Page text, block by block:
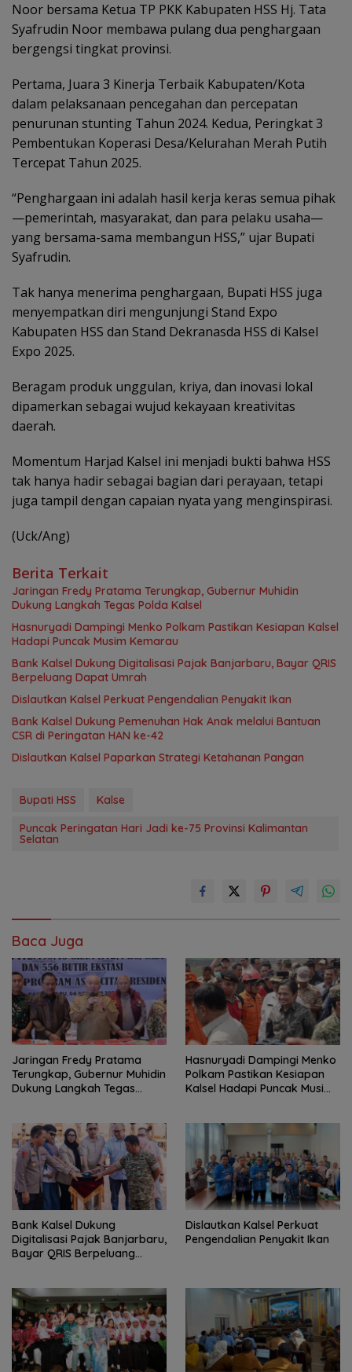
Noor bersama Ketua TP PKK Kabupaten HSS Hj. Tata
Syafrudin Noor membawa pulang dua penghargaan
bergengsi tingkat provinsi.
Pertama, Juara 3 Kinerja Terbaik Kabupaten/Kota
dalam pelaksanaan pencegahan dan percepatan
penurunan stunting Tahun 2024. Kedua, Peringkat 3
Pembentukan Koperasi Desa/Kelurahan Merah Putih
Tercepat Tahun 2025.
“Penghargaan ini adalah hasil kerja keras semua pihak
—pemerintah, masyarakat, dan para pelaku usaha—
yang bersama-sama membangun HSS,” ujar Bupati
Syafrudin.
Tak hanya menerima penghargaan, Bupati HSS juga
menyempatkan diri mengunjungi Stand Expo
Kabupaten HSS dan Stand Dekranasda HSS di Kalsel
Expo 2025.
Beragam produk unggulan, kriya, dan inovasi lokal
dipamerkan sebagai wujud kekayaan kreativitas
daerah.
Momentum Harjad Kalsel ini menjadi bukti bahwa HSS
tak hanya hadir sebagai bagian dari perayaan, tetapi
juga tampil dengan capaian nyata yang menginspirasi.
(Uck/Ang)
Berita Terkait
Jaringan Fredy Pratama Terungkap, Gubernur Muhidin
Dukung Langkah Tegas Polda Kalsel
Hasnuryadi Dampingi Menko Polkam Pastikan Kesiapan Kalsel
Hadapi Puncak Musim Kemarau
Bank Kalsel Dukung Digitalisasi Pajak Banjarbaru, Bayar QRIS
Berpeluang Dapat Umrah
Dislautkan Kalsel Perkuat Pengendalian Penyakit Ikan
Bank Kalsel Dukung Pemenuhan Hak Anak melalui Bantuan
CSR di Peringatan HAN ke-42
Dislautkan Kalsel Paparkan Strategi Ketahanan Pangan
Bupati HSS
Kalse
Puncak Peringatan Hari Jadi ke-75 Provinsi Kalimantan
Selatan
Baca Juga
Jaringan Fredy Pratama
Terungkap, Gubernur Muhidin
Dukung Langkah Tegas
Hasnuryadi Dampingi Menko
Polkam Pastikan Kesiapan
Kalsel Hadapi Puncak Musim
Bank Kalsel Dukung
Digitalisasi Pajak Banjarbaru,
Bayar QRIS Berpeluang
Dislautkan Kalsel Perkuat
Pengendalian Penyakit Ikan